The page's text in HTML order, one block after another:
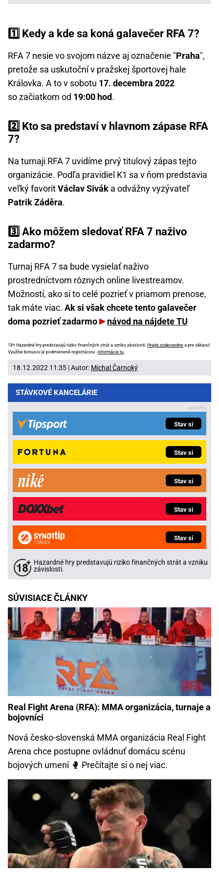
1️⃣ Kedy a kde sa koná galavečer RFA 7?
RFA 7 nesie vo svojom názve aj označenie "Praha",
pretože sa uskutoční v pražskej športovej hale
Královka. A to v sobotu 17. decembra 2022
so začiatkom od 19:00 hod.
2️⃣ Kto sa predstaví v hlavnom zápase RFA
7?
Na turnaji RFA 7 uvidíme prvý titulový zápas tejto
organizácie. Podľa pravidiel K1 sa v ňom predstavia
veľký favoritVáclav Sivák a odvážny vyzývateľ
Patrik Záděra.
3️⃣ Ako môžem sledovať RFA 7 naživo
zadarmo?
Turnaj RFA 7 sa bude vysielať naživo
prostredníctvom rôznych online livestreamov.
Možností, ako si to celé pozrieť v priamom prenose,
tak máte viac. Ak si však chcete tento galavečer
doma pozrieť zadarmo
návod na nájdete TU
18+ Hazardné hry predstavujú riziko finančných strát a vzniku závislosti. Hrajte zodpovedne a pre zábavu!
Využitie bonusov je podmienené registráciou -informácie tu.
18.12.2022 11:35 | Autor: Michal Čarnoký
STÁVKOVÉ KANCELÁRIE
Stav si
Stav si
Stav si
Stav si
Stav si
Hazardné hry predstavujú riziko finančných strát a vzniku
závislosti.
SÚVISIACE ČLÁNKY
Real Fight Arena (RFA): MMA organizácia, turnaje a
bojovníci
Nová česko-slovenská MMA organizácia Real Fight
Arena chce postupne ovládnuť domácu scénu
bojových umení 🥊️ Prečítajte si o nej viac.